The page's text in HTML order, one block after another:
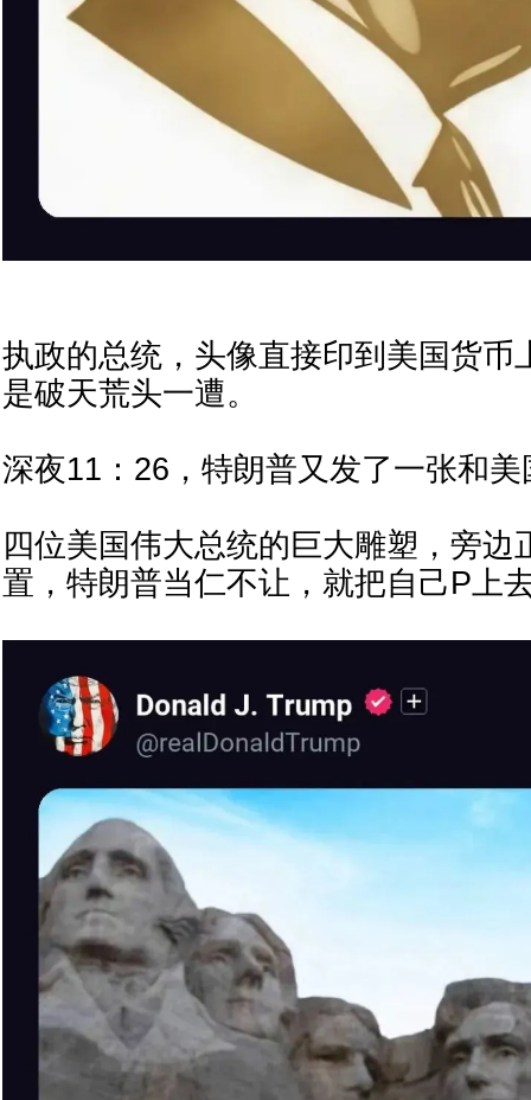
执政的总统，头像直接印到美国货币
是破天荒头一遭。
深夜11：26，特朗普又发了一张和
四位美国伟大总统的巨大雕塑，旁边
置，特朗普当仁不让，就把自己P上